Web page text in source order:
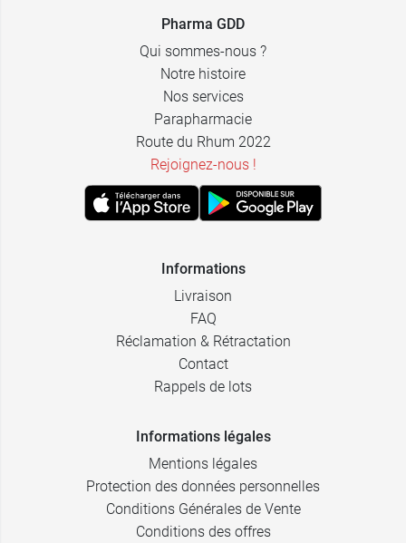
Pharma GDD
Qui sommes-nous ?
Notre histoire
Nos services
Parapharmacie
Route du Rhum 2022
Rejoignez-nous !
Informations
Livraison
FAQ
Réclamation & Rétractation
Contact
Rappels de lots
Informations légales
Mentions légales
Protection des données personnelles
Conditions Générales de Vente
Conditions des offres